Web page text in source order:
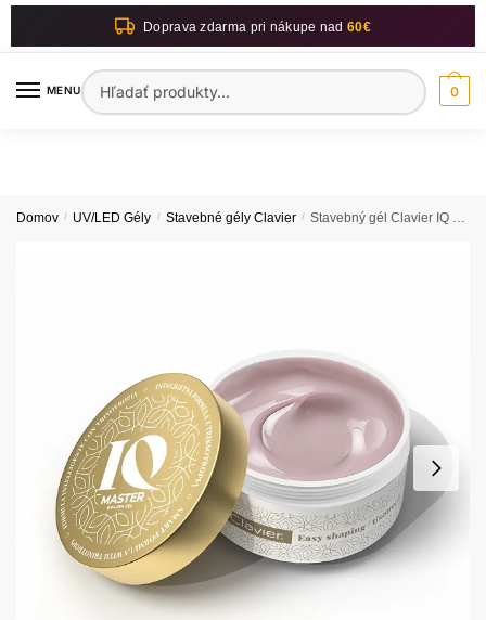
Skip
Skip
Doprava zdarma pri nákupe nad60€
MENUHľadať:
0
Domov / UV/LED Gély / Stavebné gély Clavier / Stavebný gél Clavier IQ MASTER 50g Light Beige